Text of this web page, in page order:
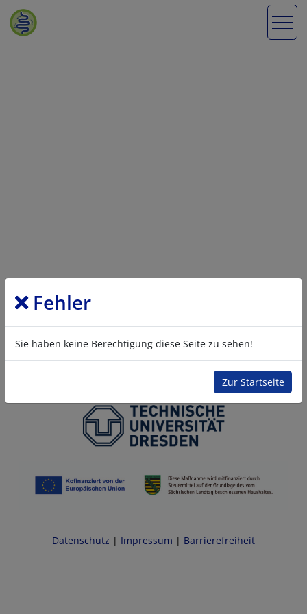
Fehler
Sie haben keine Berechtigung diese Seite zu sehen!
Zur Startseite
Datenschutz | Impressum | Barrierefreiheit